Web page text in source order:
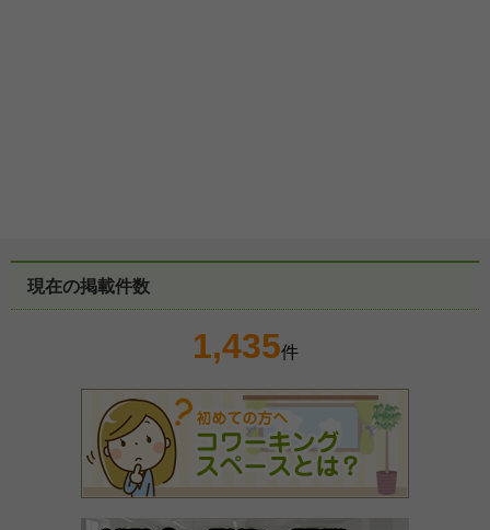
現在の掲載件数
1,435件